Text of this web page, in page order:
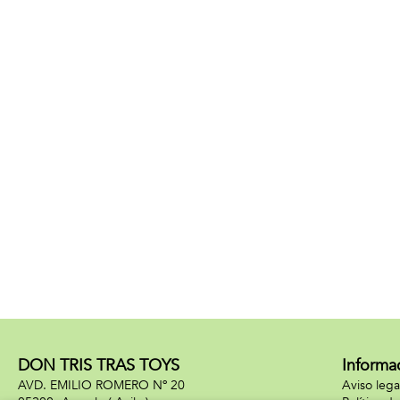
DON TRIS TRAS TOYS
AVD. EMILIO ROMERO Nº 20
Aviso